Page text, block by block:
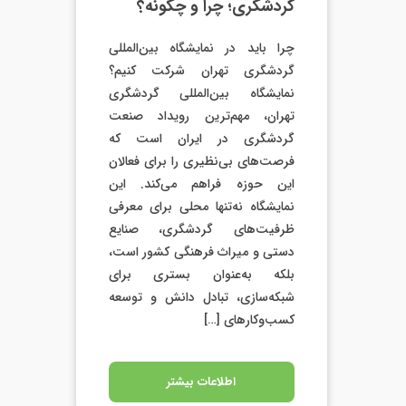
گردشگری؛ چرا و چگونه؟
چرا باید در نمایشگاه بین‌المللی
گردشگری تهران شرکت کنیم؟
نمایشگاه بین‌المللی گردشگری
تهران، مهم‌ترین رویداد صنعت
گردشگری در ایران است که
فرصت‌های بی‌نظیری را برای فعالان
این حوزه فراهم می‌کند. این
نمایشگاه نه‌تنها محلی برای معرفی
ظرفیت‌های گردشگری، صنایع
دستی و میراث فرهنگی کشور است،
بلکه به‌عنوان بستری برای
شبکه‌سازی، تبادل دانش و توسعه
کسب‌وکارهای […]
اطلاعات بیشتر